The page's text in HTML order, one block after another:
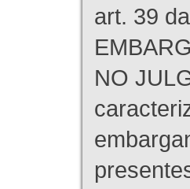
art. 39
NO